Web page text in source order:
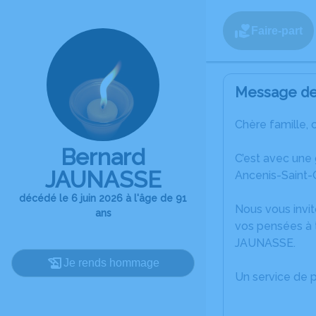
Bernard
JAUNASSE
décédé le 6 juin 2026 à l'âge de 91
ans
Je rends hommage
Faire-part
Message
Chère famille,
C’est avec
Ancenis-Saint-
Nous vous
vos pensées à
JAUNASSE.
Un service de